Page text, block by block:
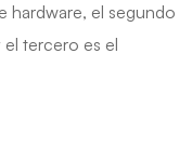
hardware, el segundo
el tercero es el